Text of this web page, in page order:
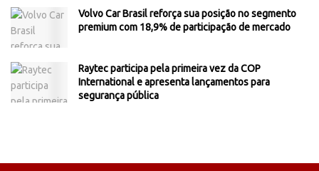
Volvo Car Brasil reforça sua posição no segmento
premium com 18,9% de participação de mercado
Raytec participa pela primeira vez da COP
International e apresenta lançamentos para
segurança pública